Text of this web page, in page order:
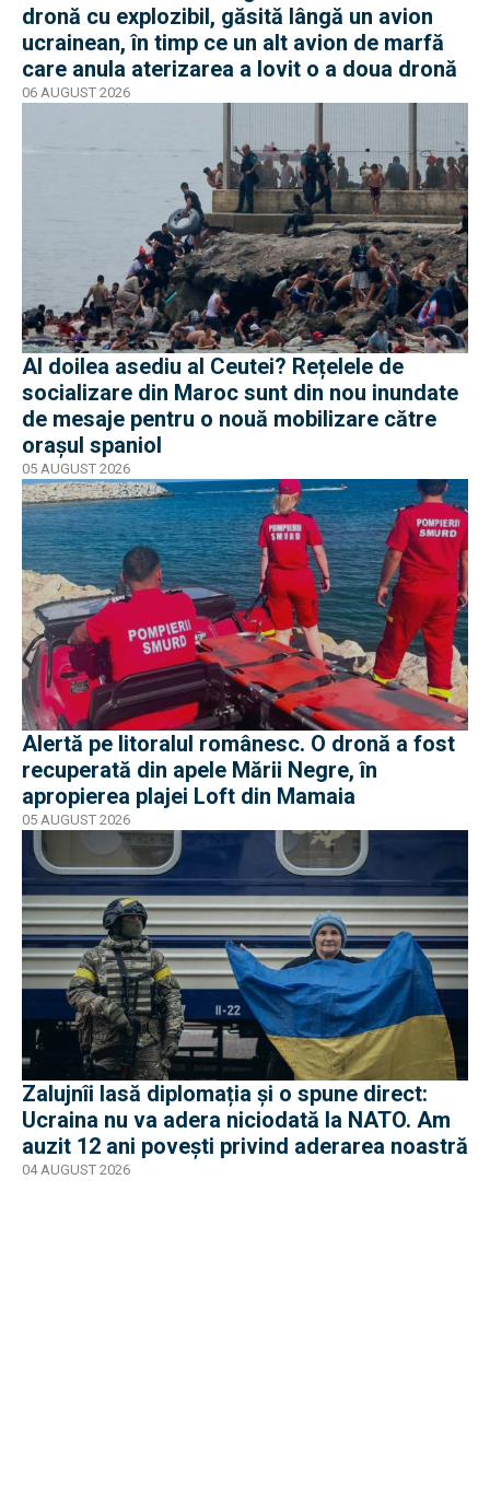
dronă cu explozibil, găsită lângă un avion
ucrainean, în timp ce un alt avion de marfă
care anula aterizarea a lovit o a doua dronă
06 AUGUST 2026
Al doilea asediu al Ceutei? Rețelele de
socializare din Maroc sunt din nou inundate
de mesaje pentru o nouă mobilizare către
orașul spaniol
05 AUGUST 2026
Alertă pe litoralul românesc. O dronă a fost
recuperată din apele Mării Negre, în
apropierea plajei Loft din Mamaia
05 AUGUST 2026
Zalujnîi lasă diplomația și o spune direct:
Ucraina nu va adera niciodată la NATO. Am
auzit 12 ani povești privind aderarea noastră
04 AUGUST 2026